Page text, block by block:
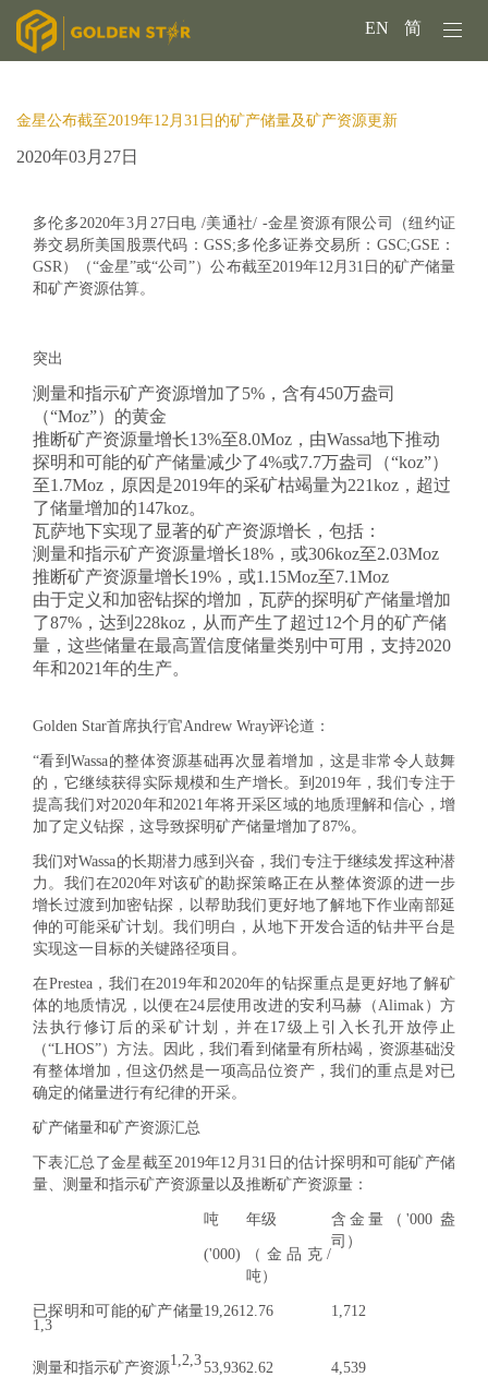
EN 简
金星公布截至2019年12月31日的矿产储量及矿产资源更新
2020年03月27日
多伦多2020年3月27日电 /美通社/ -金星资源有限公司（纽约证
券交易所美国股票代码：GSS;多伦多证券交易所：GSC;GSE：
GSR）（“金星”或“公司”）公布截至2019年12月31日的矿产储量
和矿产资源估算。
突出
测量和指示矿产资源增加了5%，含有450万盎司
（“Moz”）的黄金
推断矿产资源量增长13%至8.0Moz，由Wassa地下推动
探明和可能的矿产储量减少了4%或7.7万盎司（“koz”）
至1.7Moz，原因是2019年的采矿枯竭量为221koz，超过
了储量增加的147koz。
瓦萨地下实现了显著的矿产资源增长，包括：
测量和指示矿产资源量增长18%，或306koz至2.03Moz
推断矿产资源量增长19%，或1.15Moz至7.1Moz
由于定义和加密钻探的增加，瓦萨的探明矿产储量增加
了87%，达到228koz，从而产生了超过12个月的矿产储
量，这些储量在最高置信度储量类别中可用，支持2020
年和2021年的生产。
Golden Star首席执行官Andrew Wray评论道：
“看到Wassa的整体资源基础再次显着增加，这是非常令人鼓舞
的，它继续获得实际规模和生产增长。到2019年，我们专注于
提高我们对2020年和2021年将开采区域的地质理解和信心，增
加了定义钻探，这导致探明矿产储量增加了87%。
我们对Wassa的长期潜力感到兴奋，我们专注于继续发挥这种潜
力。我们在2020年对该矿的勘探策略正在从整体资源的进一步
增长过渡到加密钻探，以帮助我们更好地了解地下作业南部延
伸的可能采矿计划。我们明白，从地下开发合适的钻井平台是
实现这一目标的关键路径项目。
在Prestea，我们在2019年和2020年的钻探重点是更好地了解矿
体的地质情况，以便在24层使用改进的安利马赫（Alimak）方
法执行修订后的采矿计划，并在17级上引入长孔开放停止
（“LHOS”）方法。因此，我们看到储量有所枯竭，资源基础没
有整体增加，但这仍然是一项高品位资产，我们的重点是对已
确定的储量进行有纪律的开采。
矿产储量和矿产资源汇总
下表汇总了金星截至2019年12月31日的估计探明和可能矿产储
量、测量和指示矿产资源量以及推断矿产资源量：
吨 年级
含金量（'000 盎
司）
('000)
（金品克/
吨）
已探明和可能的矿产储量
1,3
19,261 2.76 1,712
测量和指示矿产资源1,2,353,9362.62 4,539